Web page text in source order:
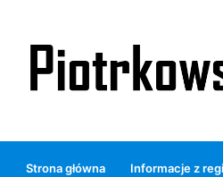
Strona główna Informacje z